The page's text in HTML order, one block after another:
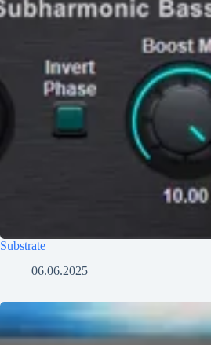
Substrate
06.06.2025